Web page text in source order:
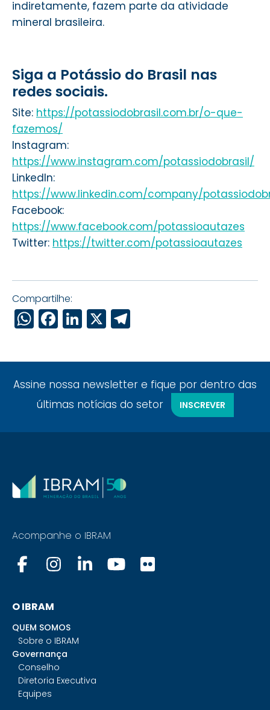
indiretamente, fazem parte da atividade
mineral brasileira.
Siga a Potássio do Brasil nas
redes sociais.
Site: https://potassiodobrasil.com.br/o-que-
fazemos/
Instagram:
https://www.instagram.com/potassiodobrasil/
LinkedIn:
https://www.linkedin.com/company/
Facebook:
https://www.facebook.com/potassioautazes
Twitter: https://twitter.com/potassioautazes
Compartilhe:
WhatsApp
Facebook
LinkedIn
X
Assine nossa newsletter e fique por dentro das
últimas notícias do setor
INSCREVER
Acompanhe o IBRAM
O IBRAM
QUEM SOMOS
Sobre o IBRAM
Governança
Conselho
Diretoria Executiva
Equipes